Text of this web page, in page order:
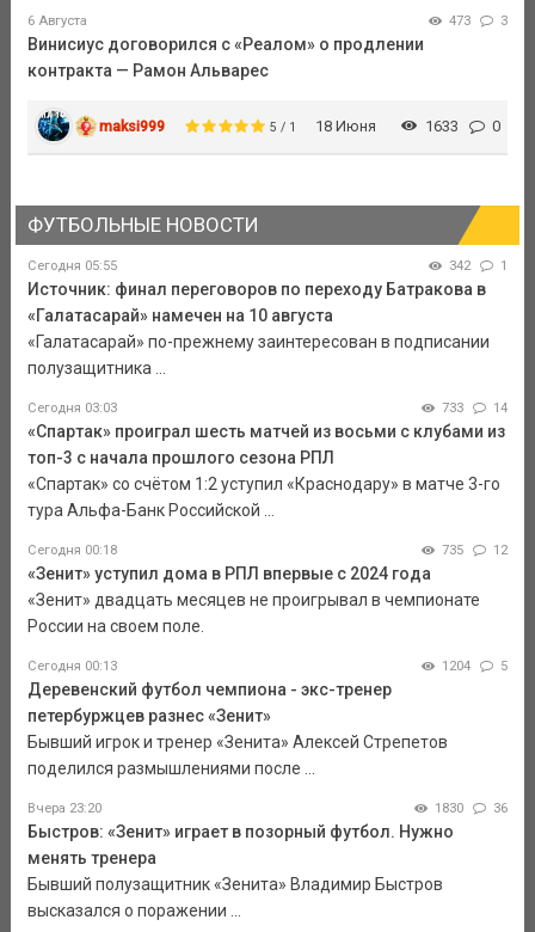
6 Августа 473 3
Винисиус договорился с «Реалом» о продлении
контракта — Рамон Альварес
maksi999 5 / 1 18 Июня 1633 0
ФУТБОЛЬНЫЕ НОВОСТИ
Сегодня 05:55 342 1
Источник: финал переговоров по переходу Батракова в
«Галатасарай» намечен на 10 августа
«Галатасарай» по-прежнему заинтересован в подписании
полузащитника ...
Сегодня 03:03 733 14
«Спартак» проиграл шесть матчей из восьми с клубами из
топ-3 с начала прошлого сезона РПЛ
«Спартак» со счётом 1:2 уступил «Краснодару» в матче 3-го
тура Альфа-Банк Российской ...
Сегодня 00:18 735 12
«Зенит» уступил дома в РПЛ впервые с 2024 года
«Зенит» двадцать месяцев не проигрывал в чемпионате
России на своем поле.
Сегодня 00:13 1204 5
Деревенский футбол чемпиона - экс-тренер
петербуржцев разнес «Зенит»
Бывший игрок и тренер «Зенита» Алексей Стрепетов
поделился размышлениями после ...
Вчера 23:20 1830 36
Быстров: «Зенит» играет в позорный футбол. Нужно
менять тренера
Бывший полузащитник «Зенита» Владимир Быстров
высказался о поражении ...